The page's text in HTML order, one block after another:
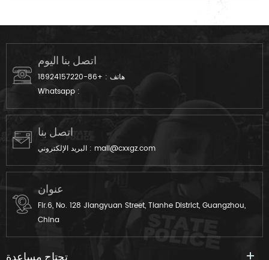
اتصل بنا اليوم
هاتف : +86-18924157220
Whatsapp :
اتصل بنا
البريد الإلكتروني : mail@cxxgz.com
عنوان
Flr.6, No. 128 Jiangyuan Street, Tianhe District, Guangzhou,
China
تحتاج مساعدة